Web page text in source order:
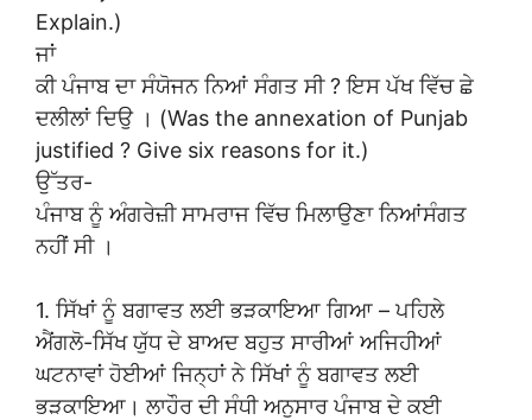
Explain.)
ਜਾਂ
ਕੀ ਪੰਜਾਬ ਦਾ ਸੰਯੋਜਨ ਨਿਆਂ ਸੰਗਤ ਸੀ ? ਇਸ ਪੱਖ ਵਿੱਚ ਛੇ
ਦਲੀਲਾਂ ਦਿਉ । (Was the annexation of Punjab
justified ? Give six reasons for it.)
ਉੱਤਰ-
ਪੰਜਾਬ ਨੂੰ ਅੰਗਰੇਜ਼ੀ ਸਾਮਰਾਜ ਵਿੱਚ ਮਿਲਾਉਣਾ ਨਿਆਂਸੰਗਤ
ਨਹੀਂ ਸੀ ।
1. ਸਿੱਖਾਂ ਨੂੰ ਬਗਾਵਤ ਲਈ ਭੜਕਾਇਆ ਗਿਆ – ਪਹਿਲੇ
ਐਂਗਲੋ-ਸਿੱਖ ਯੁੱਧ ਦੇ ਬਾਅਦ ਬਹੁਤ ਸਾਰੀਆਂ ਅਜਿਹੀਆਂ
ਘਟਨਾਵਾਂ ਹੋਈਆਂ ਜਿਨ੍ਹਾਂ ਨੇ ਸਿੱਖਾਂ ਨੂੰ ਬਗਾਵਤ ਲਈ
ਭੜਕਾਇਆ। ਲਾਹੌਰ ਦੀ ਸੰਧੀ ਅਨੁਸਾਰ ਪੰਜਾਬ ਦੇ ਕਈ